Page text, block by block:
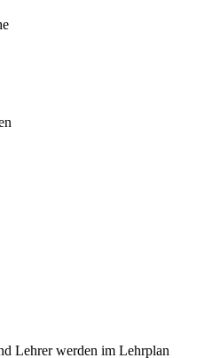
Lehrer werden im Lehrplan